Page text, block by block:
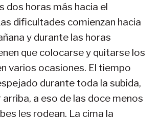
dos horas más hacia el
dificultades comienzan hacia
y durante las horas
que colocarse y quitarse los
varios ocasiones. El tiempo
durante toda la subida,
a eso de las doce menos
les rodean. La cima la